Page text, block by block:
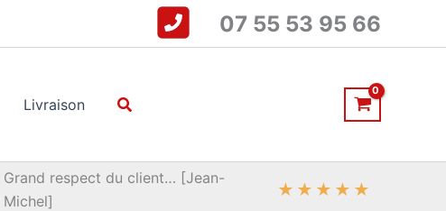
07 55 53 95 66
Livraison Rechercher
Grand respect du client… [Jean-
Michel]
★ ★ ★ ★ ★